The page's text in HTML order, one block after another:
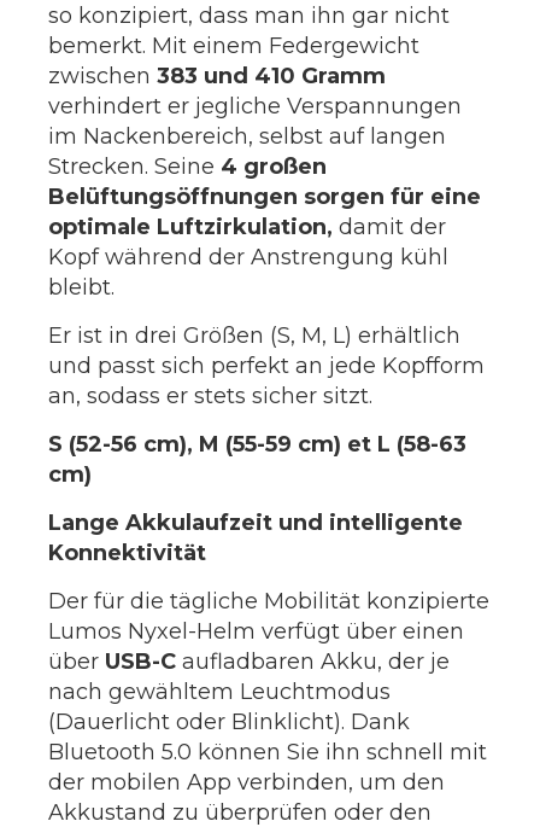
so konzipiert, dass man ihn gar nicht
bemerkt. Mit einem Federgewicht
zwischen 383 und 410 Gramm
verhindert er jegliche Verspannungen
im Nackenbereich, selbst auf langen
Strecken. Seine 4 großen
Belüftungsöffnungen sorgen für eine
optimale Luftzirkulation, damit der
Kopf während der Anstrengung kühl
bleibt.
Er ist in drei Größen (S, M, L) erhältlich
und passt sich perfekt an jede Kopfform
an, sodass er stets sicher sitzt.
S (52-56 cm), M (55-59 cm) et L (58-63
cm)
Lange Akkulaufzeit und intelligente
Konnektivität
Der für die tägliche Mobilität konzipierte
Lumos Nyxel-Helm verfügt über einen
über USB-C aufladbaren Akku, der je
nach gewähltem Leuchtmodus
(Dauerlicht oder Blinklicht). Dank
Bluetooth 5.0 können Sie ihn schnell mit
der mobilen App verbinden, um den
Akkustand zu überprüfen oder den